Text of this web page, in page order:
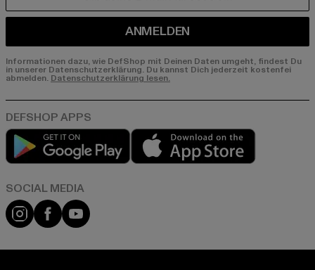
ANMELDEN
Informationen dazu, wie DefShop mit Deinen Daten umgeht, findest Du
in unserer Datenschutzerklärung. Du kannst Dich jederzeit kostenfei
abmelden. Datenschutzerklärung lesen.
Play market
Instagram
FacebookYouTube